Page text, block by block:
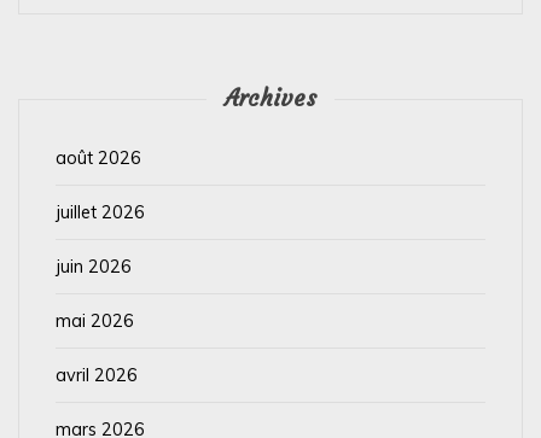
Archives
août 2026
juillet 2026
juin 2026
mai 2026
avril 2026
mars 2026